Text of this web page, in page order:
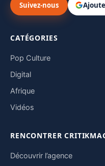
Suivez-nous
CATÉGORIES
Pop Culture
Digital
Afrique
Vidéos
RENCONTRER
Découvrir l’agence